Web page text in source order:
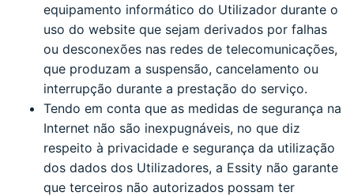
equipamento informático do Utilizador durante o
uso do website que sejam derivados por falhas
ou desconexões nas redes de telecomunicações,
que produzam a suspensão, cancelamento ou
interrupção durante a prestação do serviço.
Tendo em conta que as medidas de segurança na
Internet não são inexpugnáveis, no que diz
respeito à privacidade e segurança da utilização
dos dados dos Utilizadores, a Essity não garante
que terceiros não autorizados possam ter